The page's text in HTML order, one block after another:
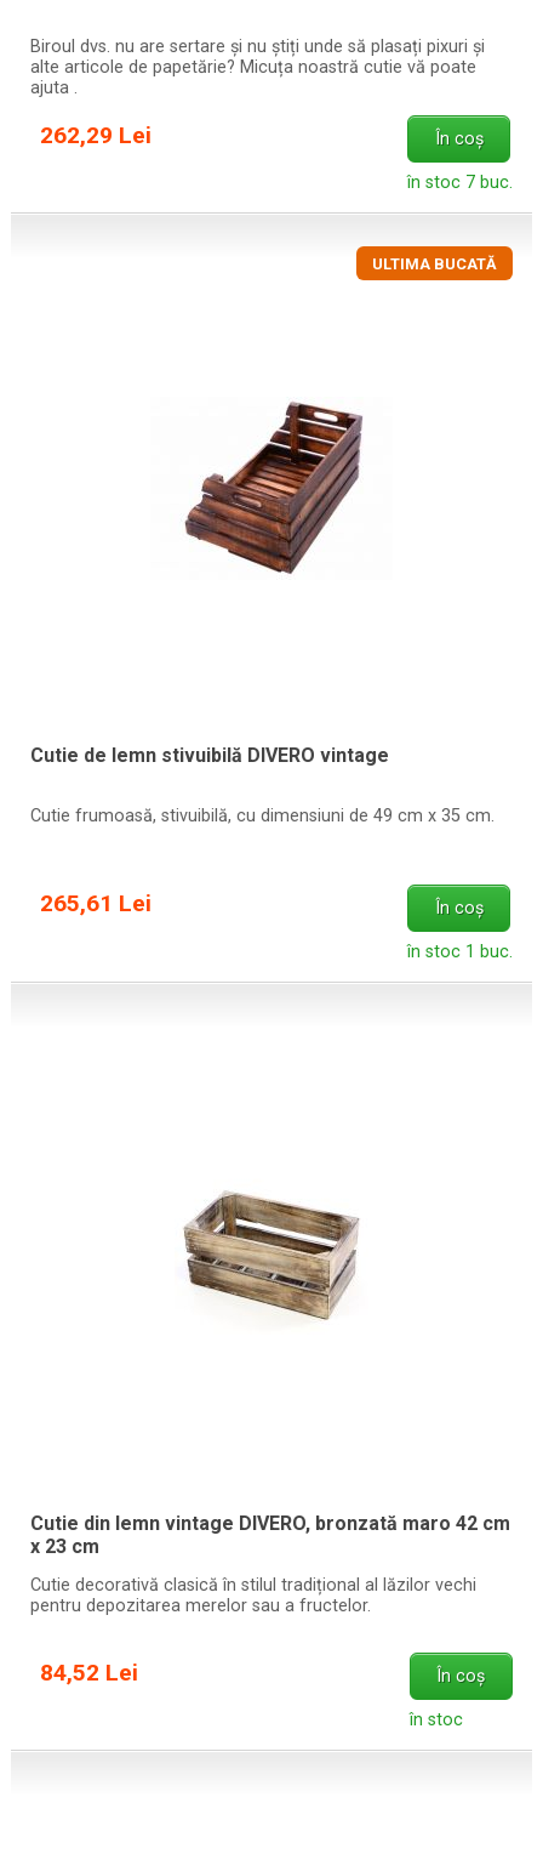
Biroul dvs. nu are sertare și nu știți unde să plasați pixuri și
alte articole de papetărie? Micuța noastră cutie vă poate
ajuta .
262,29 Lei În coș
în stoc 7 buc.
ULTIMA BUCATĂ
Cutie de lemn stivuibilă DIVERO vintage
Cutie frumoasă, stivuibilă, cu dimensiuni de 49 cm x 35 cm.
265,61 Lei În coș
în stoc 1 buc.
Cutie din lemn vintage DIVERO, bronzată maro 42 cm
x 23 cm
Cutie decorativă clasică în stilul tradițional al lăzilor vechi
pentru depozitarea merelor sau a fructelor.
84,52 Lei În coș
în stoc